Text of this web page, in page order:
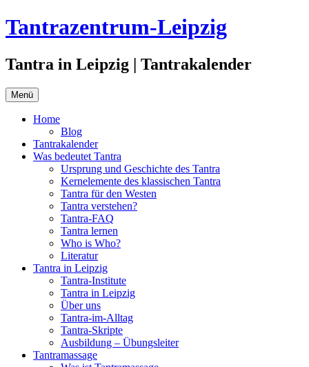
Zum
Inhalt
Tantrazentrum-Leipzig
Tantra in Leipzig | Tantrakalender
Menü
Home
Blog
Tantrakalender
Was bedeutet Tantra
Ursprung und Geschichte des Tantra
Kernelemente des klassischen Tantra
Tantra für den Westen
Tantra verstehen?
Tantra-FAQ
Tantra lernen
Who is Who?
Literatur
Tantra in Leipzig
Tantra-Institute
Tantra in Leipzig
Über uns
Tantra-im-Alltag
Tantra-Skripte
Ausbildung – Übungsleiter
Tantramassage